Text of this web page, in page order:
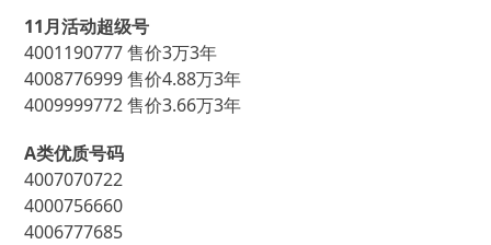
11月活动超级号
4001190777 售价3万3年
4008776999 售价4.88万3年
4009999772 售价3.66万3年
A类优质号码
4007070722
4000756660
4006777685